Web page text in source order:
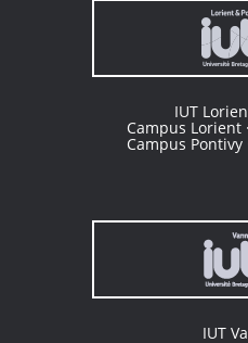
IUT
Campus Lorient ·
Campus Pontivy
IUT